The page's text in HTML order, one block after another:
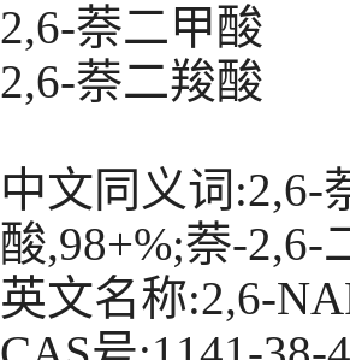
2,6-萘二甲酸
2,6-萘二羧酸
中文同义词:2,6-
酸,98+%;萘-2,6-
英文名称:2,6-